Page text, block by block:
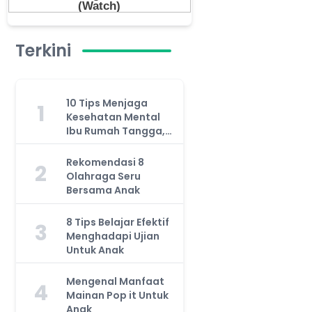
Terkini
1
10 Tips Menjaga
Kesehatan Mental
Ibu Rumah Tangga,
Jangan Anggap
Remeh!
2
Rekomendasi 8
Olahraga Seru
Bersama Anak
3
8 Tips Belajar Efektif
Menghadapi Ujian
Untuk Anak
4
Mengenal Manfaat
Mainan Pop it Untuk